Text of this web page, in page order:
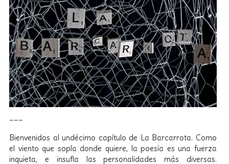
Bienvenidos al undécimo capítulo de La Barcarrota. Como
el viento que sopla donde quiere, la poesía es una fuerza
inquieta, e insufla las personalidades más diversas.